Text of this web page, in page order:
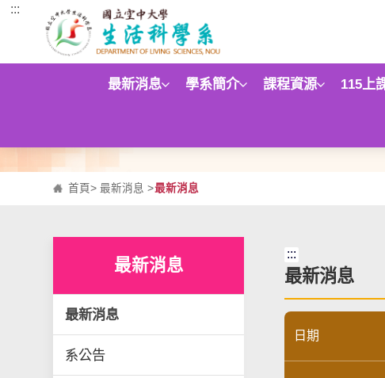
跳到主要內容區塊
:::
最新消息 學系簡介 課程資源 115上
首頁>最新消息 >最新消息
最新消息
最新消息
系公告
:::
最新消息
日期